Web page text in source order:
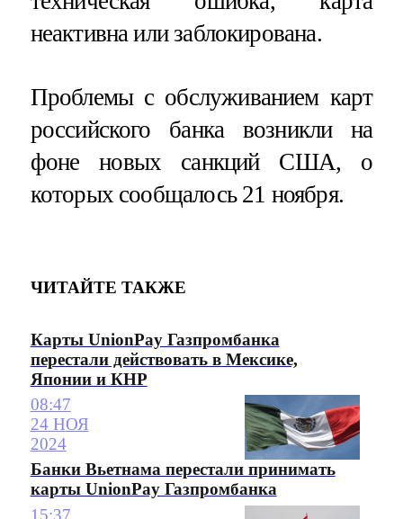
неактивна или заблокирована.
Проблемы с обслуживанием карт
российского банка возникли на
фоне новых санкций США, о
которых сообщалось 21 ноября.
ЧИТАЙТЕ ТАКЖЕ
Карты UnionPay Газпромбанка
перестали действовать в Мексике,
Японии и КНР
08:47
24 НОЯ
2024
Банки Вьетнама перестали принимать
карты UnionPay Газпромбанка
15:37